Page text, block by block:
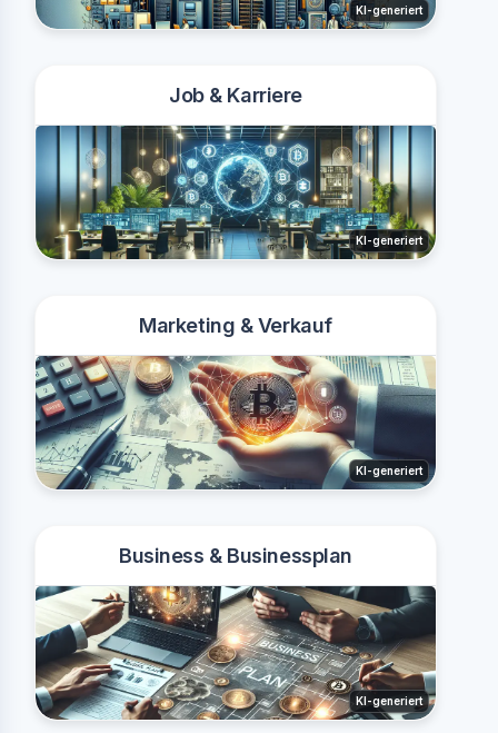
KI-generiert
Job & Karriere
KI-generiert
Marketing & Verkauf
KI-generiert
Business & Businessplan
KI-generiert